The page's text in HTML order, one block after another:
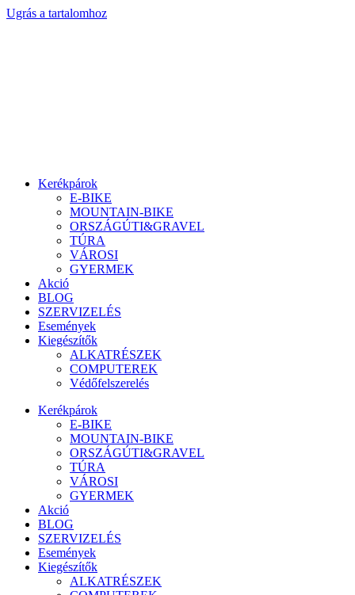
Ugrás a tartalomhoz
Kerékpárok
E-BIKE
MOUNTAIN-BIKE
ORSZÁGÚTI&GRAVEL
TÚRA
VÁROSI
GYERMEK
Akció
BLOG
SZERVIZELÉS
Események
Kiegészítők
ALKATRÉSZEK
COMPUTEREK
Védőfelszerelés
Kerékpárok
E-BIKE
MOUNTAIN-BIKE
ORSZÁGÚTI&GRAVEL
TÚRA
VÁROSI
GYERMEK
Akció
BLOG
SZERVIZELÉS
Események
Kiegészítők
ALKATRÉSZEK